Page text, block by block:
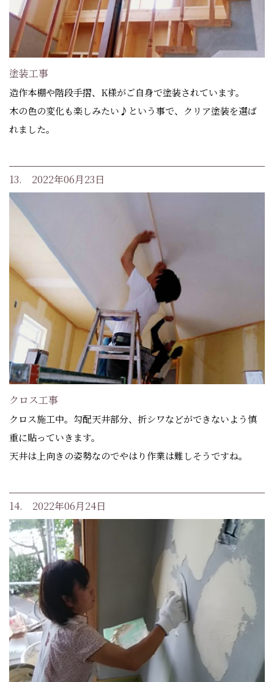
塗装工事
造作本棚や階段手摺、K様がご自身で塗装されています。
木の色の変化も楽しみたい♪という事で、クリア塗装を選ば
れました。
13. 2022年06月23日
クロス工事
クロス施工中。勾配天井部分、折シワなどができないよう慎
重に貼っていきます。
天井は上向きの姿勢なのでやはり作業は難しそうですね。
14. 2022年06月24日